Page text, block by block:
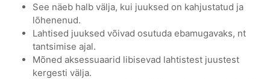
See näeb halb välja, kui juuksed on kahjustatud ja
lõhenenud.
Lahtised juuksed võivad osutuda ebamugavaks, nt
tantsimise ajal.
Mõned aksessuaarid libisevad lahtistest juustest
kergesti välja.